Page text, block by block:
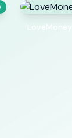
LoveMoney